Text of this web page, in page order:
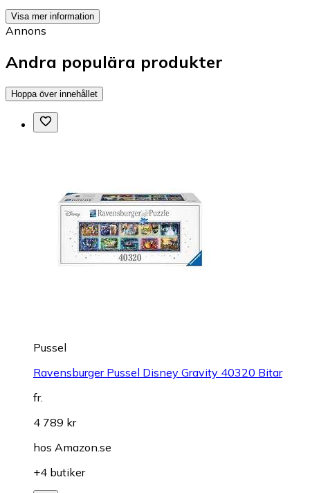
Visa mer information
Annons
Andra populära produkter
Hoppa över innehållet
Pussel
Ravensburger Pussel Disney Gravity 40320 Bitar
fr.
4 789 kr
hos Amazon.se
+4 butiker